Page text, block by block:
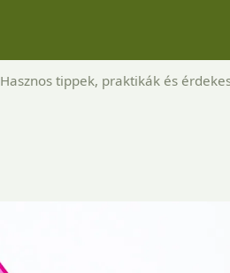
Hasznos tippek, praktikák és